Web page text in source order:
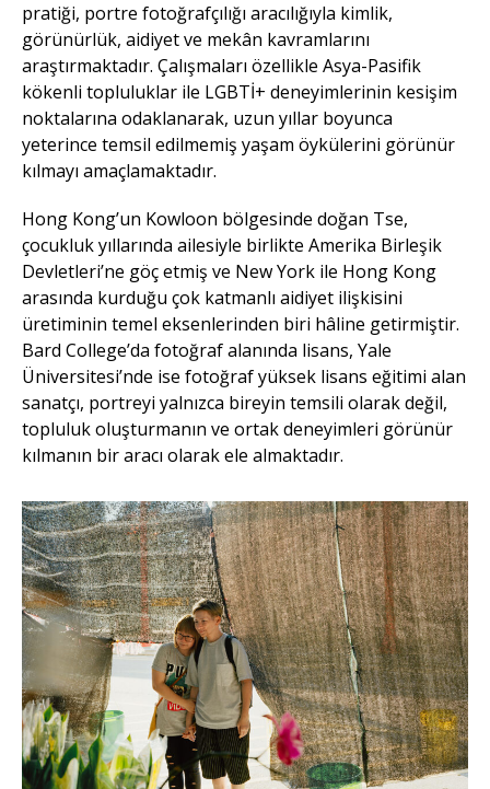
pratiği, portre fotoğrafçılığı aracılığıyla kimlik,
görünürlük, aidiyet ve mekân kavramlarını
araştırmaktadır. Çalışmaları özellikle Asya-Pasifik
kökenli topluluklar ile LGBTİ+ deneyimlerinin kesişim
noktalarına odaklanarak, uzun yıllar boyunca
yeterince temsil edilmemiş yaşam öykülerini görünür
kılmayı amaçlamaktadır.
Hong Kong’un Kowloon bölgesinde doğan Tse,
çocukluk yıllarında ailesiyle birlikte Amerika Birleşik
Devletleri’ne göç etmiş ve New York ile Hong Kong
arasında kurduğu çok katmanlı aidiyet ilişkisini
üretiminin temel eksenlerinden biri hâline getirmiştir.
Bard College’da fotoğraf alanında lisans, Yale
Üniversitesi’nde ise fotoğraf yüksek lisans eğitimi alan
sanatçı, portreyi yalnızca bireyin temsili olarak değil,
topluluk oluşturmanın ve ortak deneyimleri görünür
kılmanın bir aracı olarak ele almaktadır.